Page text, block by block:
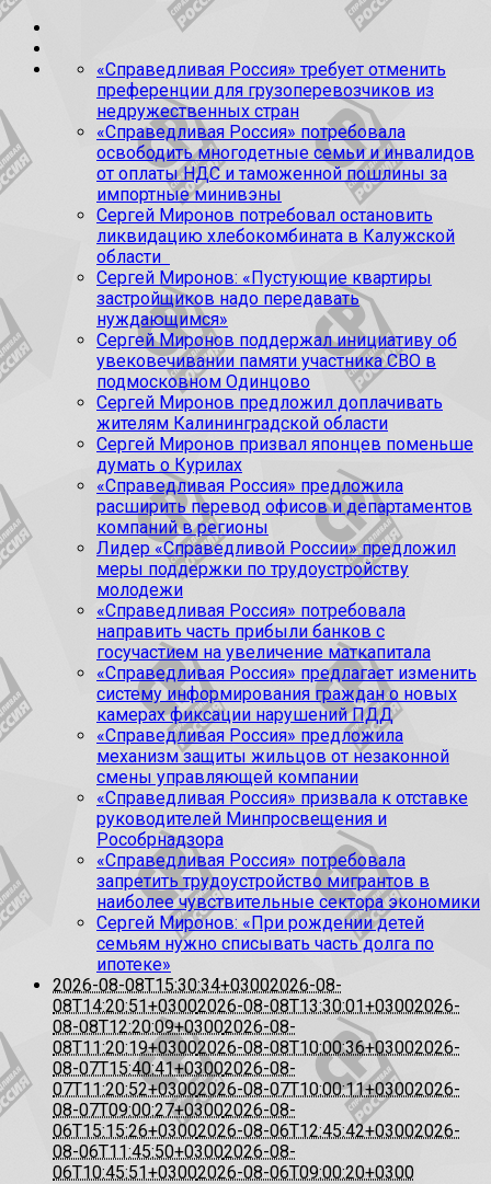
«Справедливая Россия» требует отменить
преференции для грузоперевозчиков из
недружественных стран
«Справедливая Россия» потребовала
освободить многодетные семьи и инвалидов
от оплаты НДС и таможенной пошлины за
импортные минивэны
Сергей Миронов потребовал остановить
ликвидацию хлебокомбината в Калужской
области
Сергей Миронов: «Пустующие квартиры
застройщиков надо передавать
нуждающимся»
Сергей Миронов поддержал инициативу об
увековечивании памяти участника СВО в
подмосковном Одинцово
Сергей Миронов предложил доплачивать
жителям Калининградской области
Сергей Миронов призвал японцев поменьше
думать о Курилах
«Справедливая Россия» предложила
расширить перевод офисов и департаментов
компаний в регионы
Лидер «Справедливой России» предложил
меры поддержки по трудоустройству
молодежи
«Справедливая Россия» потребовала
направить часть прибыли банков с
госучастием на увеличение маткапитала
«Справедливая Россия» предлагает изменить
систему информирования граждан о новых
камерах фиксации нарушений ПДД
«Справедливая Россия» предложила
механизм защиты жильцов от незаконной
смены управляющей компании
«Справедливая Россия» призвала к отставке
руководителей Минпросвещения и
Рособрнадзора
«Справедливая Россия» потребовала
запретить трудоустройство мигрантов в
наиболее чувствительные сектора экономики
Сергей Миронов: «При рождении детей
семьям нужно списывать часть долга по
ипотеке»
2026-08-08T15:30:34+03002026-08-
08T14:20:51+03002026-08-08T13:30:01+03002026-
08-08T12:20:09+03002026-08-
08T11:20:19+03002026-08-08T10:00:36+03002026-
08-07T15:40:41+03002026-08-
07T11:20:52+03002026-08-07T10:00:11+03002026-
08-07T09:00:27+03002026-08-
06T15:15:26+03002026-08-06T12:45:42+03002026-
08-06T11:45:50+03002026-08-
06T10:45:51+03002026-08-06T09:00:20+0300